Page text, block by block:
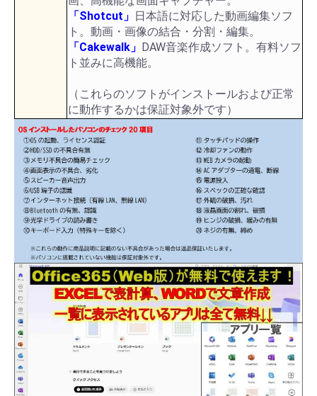
「Shotcut」 日本語に対応した動画編集ソフ
ト。動画・画像の結合・分割・編集。
「Cakewalk」 DAW音楽作成ソフト。有料ソフ
ト並みに高機能。
（これらのソフトがインストールおよび正常
に動作するかは保証対象外です）